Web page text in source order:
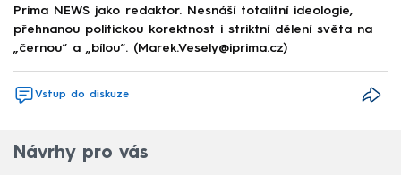
Prima NEWS jako redaktor. Nesnáší totalitní ideologie,
přehnanou politickou korektnost i striktní dělení světa na
„černou“ a „bílou“. (Marek.Vesely@iprima.cz)
Vstup do diskuze
Návrhy pro vás